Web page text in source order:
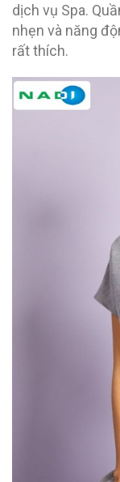
dịch vụ Spa.
nhẹn và năng
rất thích.